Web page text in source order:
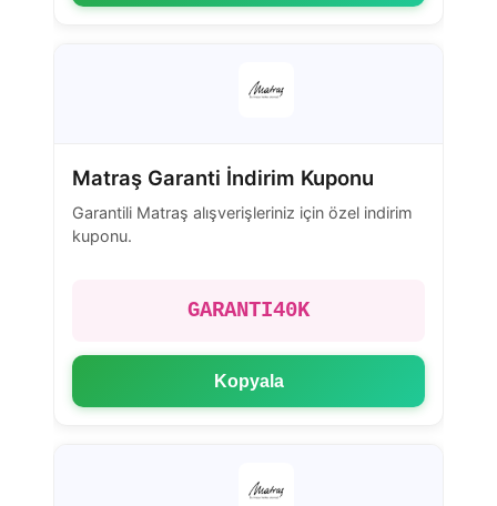
Matraş Garanti İndirim Kuponu
Garantili Matraş alışverişleriniz için özel indirim
kuponu.
GARANTI40K
Kopyala